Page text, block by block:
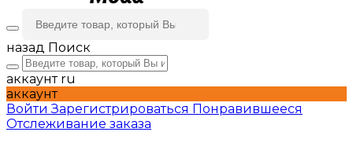
назад Поиск
аккаунт ru
аккаунт
ВойтиЗарегистрироваться Понравившееся
Отслеживание заказа